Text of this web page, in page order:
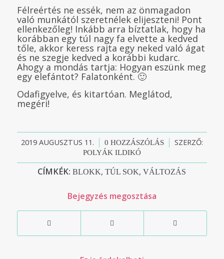
Félreértés ne essék, nem az önmagadon
való munkától szeretnélek elijeszteni! Pont
ellenkezőleg! Inkább arra bíztatlak, hogy ha
korábban egy túl nagy fa elvette a kedved
tőle, akkor keress rajta egy neked való ágat
és ne szegje kedved a korábbi kudarc.
Ahogy a mondás tartja: Hogyan eszünk meg
egy elefántot? Falatonként. 🙂
Odafigyelve, és kitartóan. Meglátod,
megéri!
2019 AUGUSZTUS 11.
/ 0 HOZZÁSZÓLÁS
/ SZERZŐ:
POLYÁK ILDIKÓ
CÍMKÉK: BLOKK,TÚL SOK,VÁLTOZÁS
Bejegyzés megosztása